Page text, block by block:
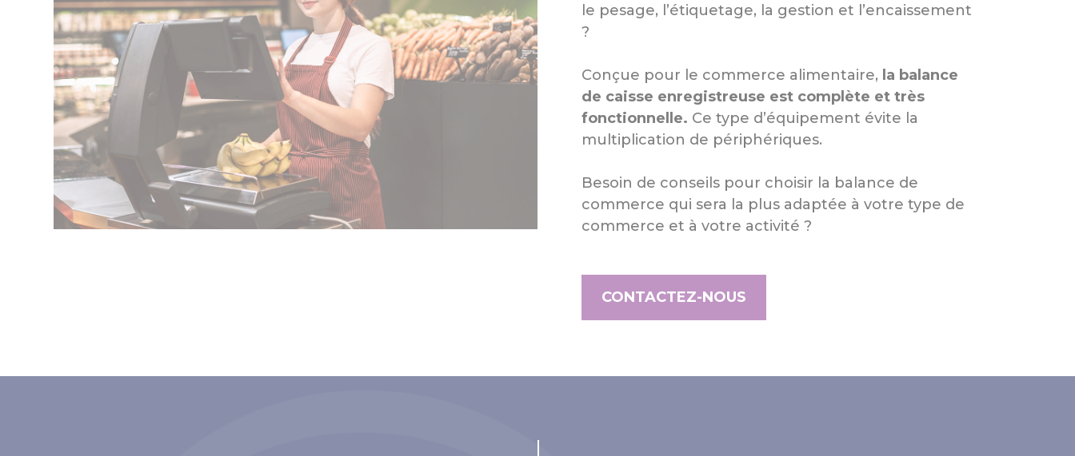
le pesage, l’étiquetage, la gestion et l’encaissement
?
Conçue pour le commerce alimentaire, la balance
de caisse enregistreuse est complète et très
fonctionnelle. Ce type d’équipement évite la
multiplication de périphériques.
Besoin de conseils pour choisir la balance de
commerce qui sera la plus adaptée à votre type de
commerce et à votre activité ?
CONTACTEZ-NOUS